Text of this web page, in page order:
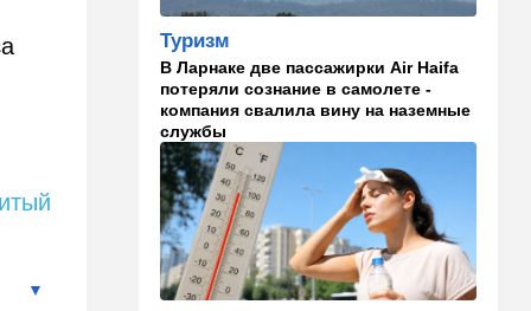
драконы в Израиле: куда
сходить с детьми на
каникулах
14:49 Стиль жизни
Спор, которому нет конца:
кто умнее - кошки или
собаки? Ученые дали ответ
14:41 Ближний Восток
Туризм
В Ларнаке две пассажирки Air Haifa
потеряли сознание в самолете -
компания свалила вину на наземные
службы